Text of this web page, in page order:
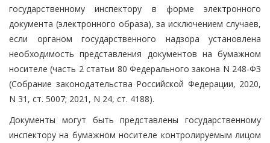
государственному инспектору в форме электронного
документа (электронного образа), за исключением случаев,
если органом государственного надзора установлена
необходимость представления документов на бумажном
носителе (часть 2 статьи 80 Федерального закона N 248-ФЗ
(Собрание законодательства Российской Федерации, 2020,
N 31, ст. 5007; 2021, N 24, ст. 4188).
Документы могут быть представлены государственному
инспектору на бумажном носителе контролируемым лицом